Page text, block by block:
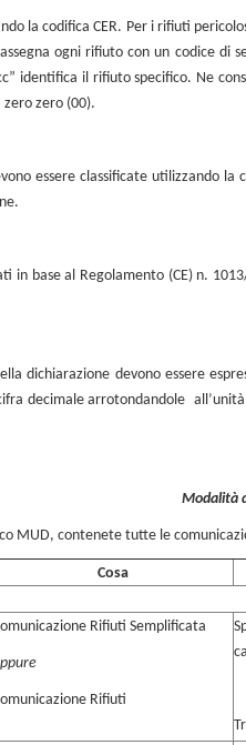
la codifica CER. Per i rifiuti
ogni rifiuto con un codice di
identifica il rifiuto specifico. Ne
zero (00).
essere classificate utilizzando
in base al Regolamento (CE) n.
dichiarazione devono essere
decimale arrotondandole
Modalità
MUD, contenete tutte le
Cosa
Rifiuti Semplificata
Rifiuti